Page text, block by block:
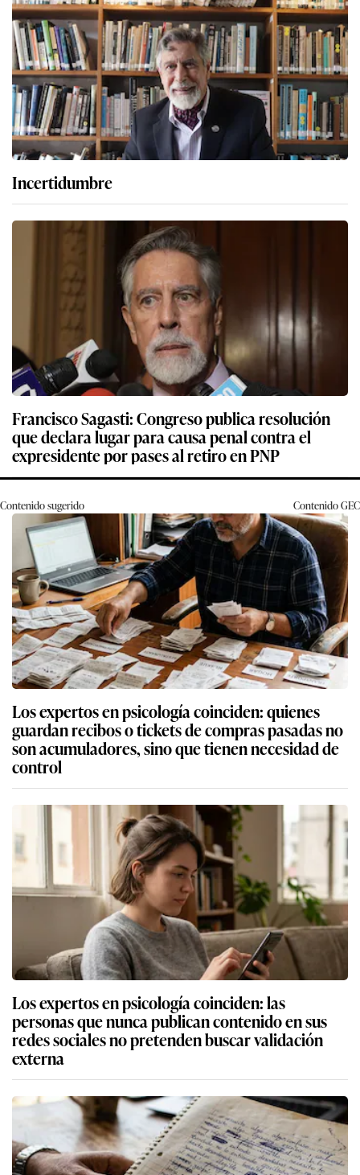
Incertidumbre
Francisco Sagasti: Congreso publica resolución
que declara lugar para causa penal contra el
expresidente por pases al retiro en PNP
Contenido sugerido ContenidoGEC
Los expertos en psicología coinciden: quienes
guardan recibos o tickets de compras pasadas no
son acumuladores, sino que tienen necesidad de
control
Los expertos en psicología coinciden: las
personas que nunca publican contenido en sus
redes sociales no pretenden buscar validación
externa